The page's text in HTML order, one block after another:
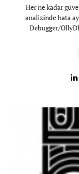
Her ne kadar
analizinde hata
Debugger/